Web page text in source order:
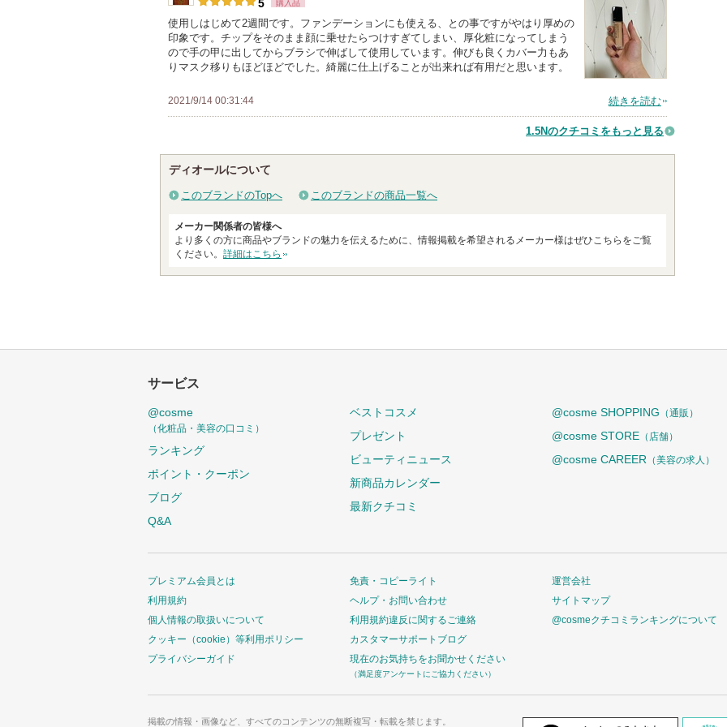
録
さ
れ
ま
5 購入品
使用しはじめて2週間です。ファンデーションにも使える、との事ですがやはり厚めの
印象です。チップをそのまま顔に乗せたらつけすぎてしまい、厚化粧になってしまう
ので手の甲に出してからブラシで伸ばして使用しています。伸びも良くカバー力もあ
りマスク移りもほどほどでした。綺麗に仕上げることが出来れば有用だと思います。
2021/9/14 00:31:44 続きを読む
1.5Nのクチコミをもっと見る
ディオールについて
このブランドのTopへ このブランドの商品一覧へ
メーカー関係者の皆様へ
より多くの方に商品やブランドの魅力を伝えるために、情報掲載を希望されるメーカー様はぜひこちらをご覧
ください。 詳細はこちら
サービス
@cosme
（化粧品・美容の口コミ）
ランキング
ポイント・クーポン
ブログ
Q&A
ベストコスメ
プレゼント
ビューティニュース
新商品カレンダー
最新クチコミ
@cosme SHOPPING （通販）
@cosme STORE （店舗）
@cosme CAREER （美容の求人）
プレミアム会員とは
利用規約
個人情報の取扱いについて
クッキー（cookie）等利用ポリシー
プライバシーガイド
免責・コピーライト
ヘルプ・お問い合わせ
利用規約違反に関するご連絡
カスタマーサポートブログ
現在のお気持ちをお聞かせください
（満足度アンケートにご協力ください）
運営会社
サイトマップ
@cosmeクチコミランキングについて
掲載の情報・画像など、すべてのコンテンツの無断複写・転載を禁じます。